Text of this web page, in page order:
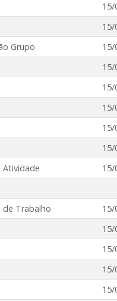
15/
15/
Grupo 15/
15/
15/
15/
15/
15/
Atividade 15/
de Trabalho 15/
15/
15/
15/
15/